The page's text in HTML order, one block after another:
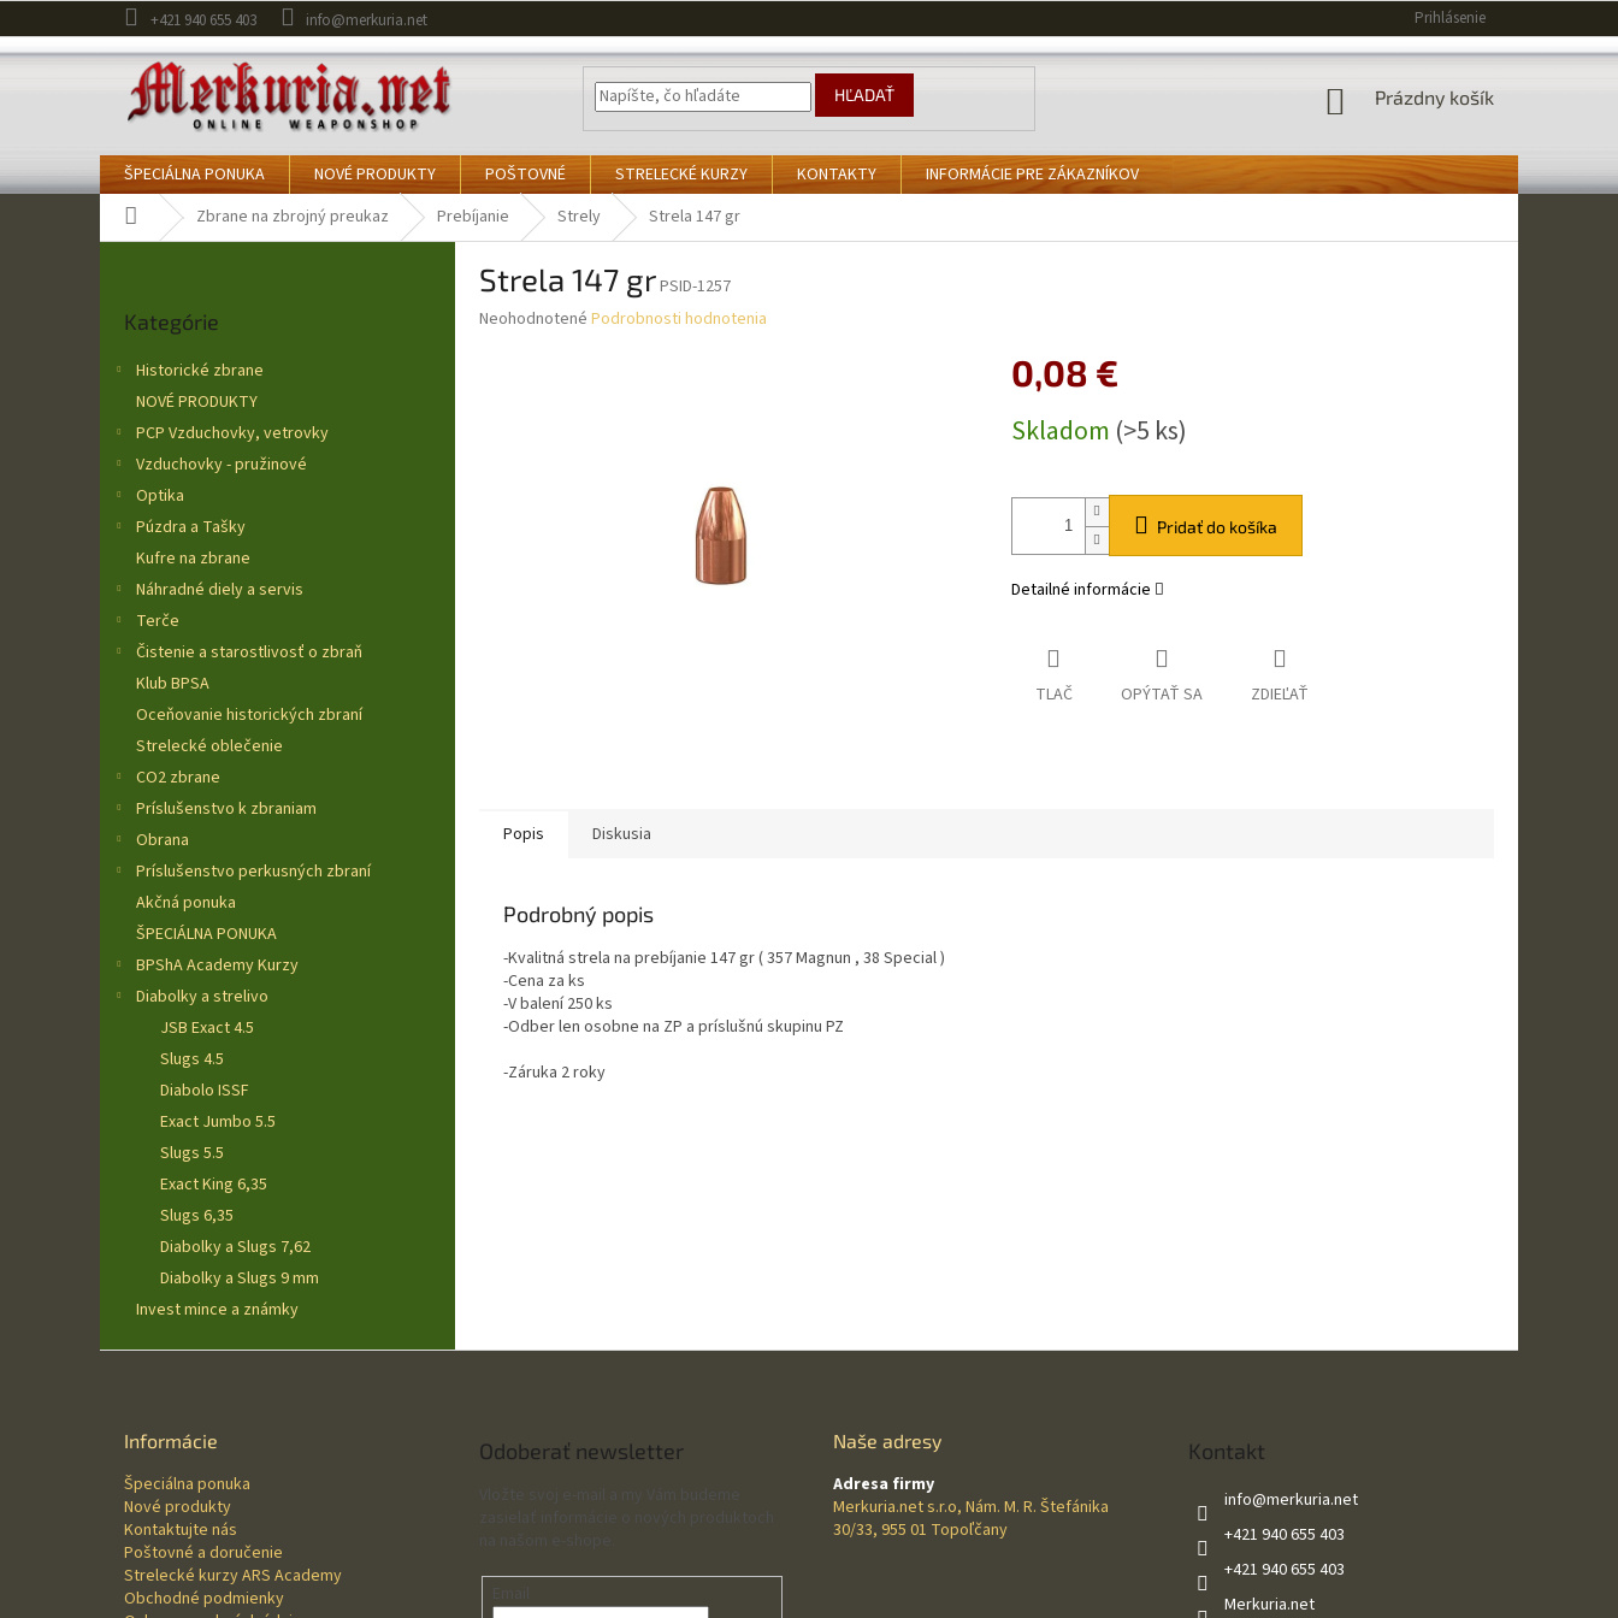
na
obsah
+421 940 655 403 info@merkuria.net Prihlásenie
HĽADAŤ
NÁKUPNÝ
Prázdny košík
ŠPECIÁLNA PONUKA NOVÉ PRODUKTY POŠTOVNÉ STRELECKÉ KURZY KONTAKTY
INFORMÁCIE PRE ZÁKAZNÍKOV
Domov Zbrane na zbrojný preukaz Prebíjanie Strely Strela 147 gr
kategórie
Kategórie
Historické zbrane
NOVÉ PRODUKTY
PCP Vzduchovky, vetrovky
Vzduchovky - pružinové
Optika
Púzdra a Tašky
Kufre na zbrane
Náhradné diely a servis
Terče
Čistenie a starostlivosť o zbraň
Klub BPSA
Oceňovanie historických zbraní
Strelecké oblečenie
CO2 zbrane
Príslušenstvo k zbraniam
Obrana
Príslušenstvo perkusných zbraní
Akčná ponuka
ŠPECIÁLNA PONUKA
BPShA Academy Kurzy
Diabolky a strelivo
JSB Exact 4.5
Slugs 4.5
Diabolo ISSF
Exact Jumbo 5.5
Slugs 5.5
Exact King 6,35
Slugs 6,35
Diabolky a Slugs 7,62
Diabolky a Slugs 9 mm
Invest mince a známky
Strela 147 grPSID-1257
Priemerné
Neohodnotené Podrobnosti hodnotenia
0,08 €
cena:
Skladom (>5 ks)
Pridať do košíka
Detailné informácie
TLAČ OPÝTAŤ SA ZDIEĽAŤ
Popis Diskusia
Podrobný popis
-Kvalitná strela na prebíjanie 147 gr ( 357 Magnun , 38 Special )
-Cena za ks
-V balení 250 ks
-Odber len osobne na ZP a príslušnú skupinu PZ
-Záruka 2 roky
Informácie
Špeciálna ponuka
Nové produkty
Kontaktujte nás
Poštovné a doručenie
Strelecké kurzy ARS Academy
Obchodné podmienky
Odoberať newsletter Naše adresy
Adresa firmy
Merkuria.net s.r.o, Nám. M. R. Štefánika
30/33, 955 01 Topoľčany
Kontakt
info@merkuria.net
+421 940 655 403
+421 940 655 403
Merkuria.net